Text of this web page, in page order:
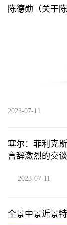
陈德勋（关于
2023-07-11
塞尔：菲利克
言辞激烈的交
2023-07-11
全景中景近景